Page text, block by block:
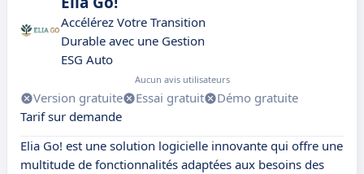
Accélérez Votre Transition
Durable avec une Gestion
ESG Auto
Aucun avis utilisateurs
Version gratuite Essai gratuit
Démo gratuite
Tarif sur demande
Elia Go! est une solution logicielle innovante qui offre une
multitude de fonctionnalités adaptées aux besoins des